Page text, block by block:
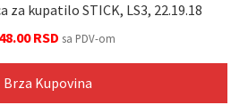
za kupatilo STICK, LS3, 22.19.18
RSD sa PDV-om
Brza Kupovina